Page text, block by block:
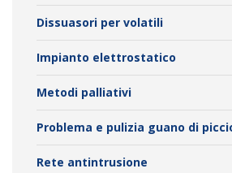
Dissuasori per volatili
Impianto elettrostatico
Metodi palliativi
Problema e pulizia guano di
Rete antintrusione